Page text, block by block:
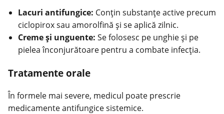
Lacuri antifungice: Conțin substanțe active precum
ciclopirox sau amorolfină și se aplică zilnic.
Creme și unguente: Se folosesc pe unghie și pe
pielea înconjurătoare pentru a combate infecția.
Tratamente orale
În formele mai severe, medicul poate prescrie
medicamente antifungice sistemice.